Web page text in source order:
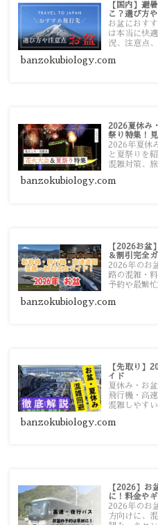
【国内】避
こ？選び方
お盆におす
は本当に快
況、注意点
す。
banzokubiology.com
2026夏休み
祭り特集！
2026年夏休
と夏祭りを
混雑対策、
banzokubiology.com
【2026お盆
＆割引完全
2026年のお
路の混雑・
予約や最繁
い移動方法
banzokubiology.com
【先取り】
イド
夏休み・お
飛行機・高
混雑しやす
banzokubiology.com
【2026】お
に！料金や
2026年のお
方向けに、